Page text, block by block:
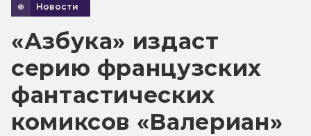
Новости
«Азбука» издаст
серию французских
фантастических
комиксов «Валериан»